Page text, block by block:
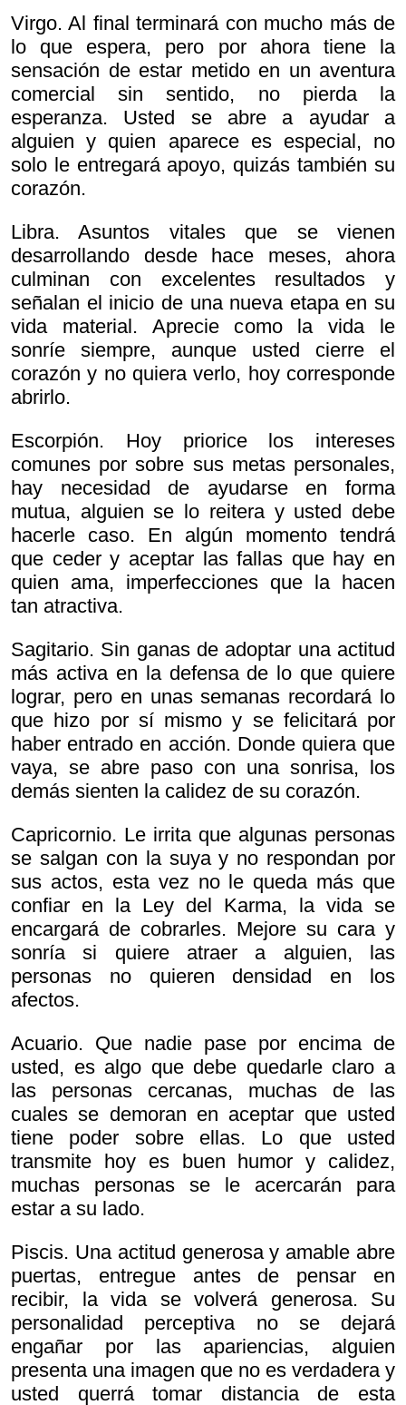
Virgo. Al final terminará con mucho más de
lo que espera, pero por ahora tiene la
sensación de estar metido en un aventura
comercial sin sentido, no pierda la
esperanza. Usted se abre a ayudar a
alguien y quien aparece es especial, no
solo le entregará apoyo, quizás también su
corazón.
Libra. Asuntos vitales que se vienen
desarrollando desde hace meses, ahora
culminan con excelentes resultados y
señalan el inicio de una nueva etapa en su
vida material. Aprecie como la vida le
sonríe siempre, aunque usted cierre el
corazón y no quiera verlo, hoy corresponde
abrirlo.
Escorpión. Hoy priorice los intereses
comunes por sobre sus metas personales,
hay necesidad de ayudarse en forma
mutua, alguien se lo reitera y usted debe
hacerle caso. En algún momento tendrá
que ceder y aceptar las fallas que hay en
quien ama, imperfecciones que la hacen
tan atractiva.
Sagitario. Sin ganas de adoptar una actitud
más activa en la defensa de lo que quiere
lograr, pero en unas semanas recordará lo
que hizo por sí mismo y se felicitará por
haber entrado en acción. Donde quiera que
vaya, se abre paso con una sonrisa, los
demás sienten la calidez de su corazón.
Capricornio. Le irrita que algunas personas
se salgan con la suya y no respondan por
sus actos, esta vez no le queda más que
confiar en la Ley del Karma, la vida se
encargará de cobrarles. Mejore su cara y
sonría si quiere atraer a alguien, las
personas no quieren densidad en los
afectos.
Acuario. Que nadie pase por encima de
usted, es algo que debe quedarle claro a
las personas cercanas, muchas de las
cuales se demoran en aceptar que usted
tiene poder sobre ellas. Lo que usted
transmite hoy es buen humor y calidez,
muchas personas se le acercarán para
estar a su lado.
Piscis. Una actitud generosa y amable abre
puertas, entregue antes de pensar en
recibir, la vida se volverá generosa. Su
personalidad perceptiva no se dejará
engañar por las apariencias, alguien
presenta una imagen que no es verdadera y
usted querrá tomar distancia de esta